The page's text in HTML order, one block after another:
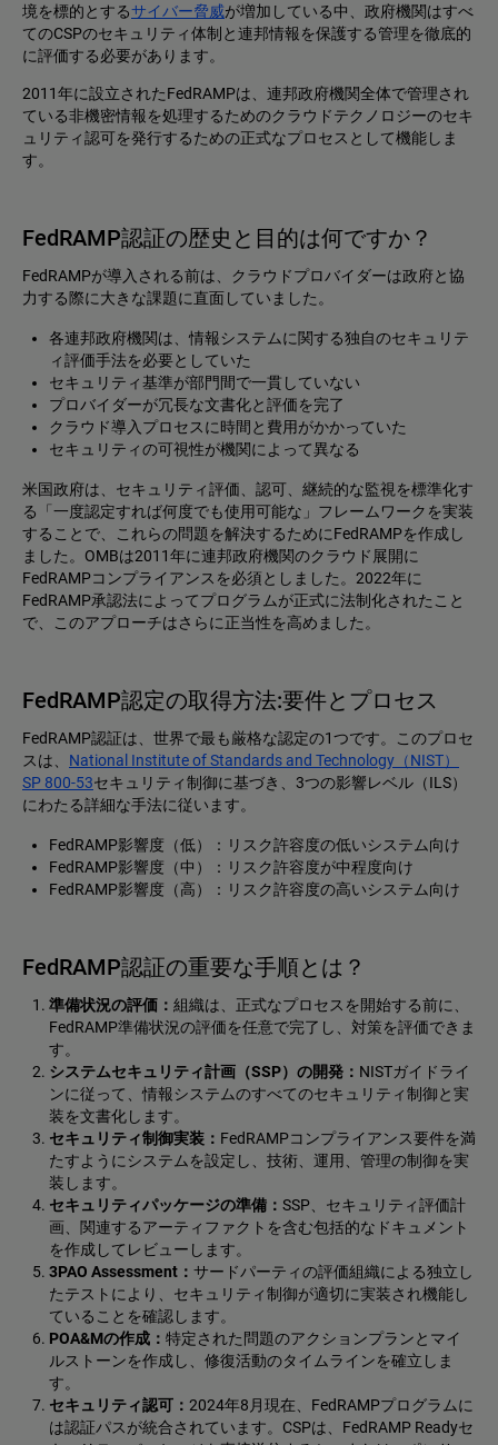
境を標的とするサイバー脅威が増加している中、政府機関はすべ
てのCSPのセキュリティ体制と連邦情報を保護する管理を徹底的
に評価する必要があります。
2011年に設立されたFedRAMPは、連邦政府機関全体で管理され
ている非機密情報を処理するためのクラウドテクノロジーのセキ
ュリティ認可を発行するための正式なプロセスとして機能しま
す。
FedRAMP認証の歴史と目的は何ですか？
FedRAMPが導入される前は、クラウドプロバイダーは政府と協
力する際に大きな課題に直面していました。
各連邦政府機関は、情報システムに関する独自のセキュリテ
ィ評価手法を必要としていた
セキュリティ基準が部門間で一貫していない
プロバイダーが冗長な文書化と評価を完了
クラウド導入プロセスに時間と費用がかかっていた
セキュリティの可視性が機関によって異なる
米国政府は、セキュリティ評価、認可、継続的な監視を標準化す
る「一度認定すれば何度でも使用可能な」フレームワークを実装
することで、これらの問題を解決するためにFedRAMPを作成し
ました。OMBは2011年に連邦政府機関のクラウド展開に
FedRAMPコンプライアンスを必須としました。2022年に
FedRAMP承認法によってプログラムが正式に法制化されたこと
で、このアプローチはさらに正当性を高めました。
FedRAMP認定の取得方法:要件とプロセス
FedRAMP認証は、世界で最も厳格な認定の1つです。このプロセ
スは、 National Institute of Standards and Technology（NIST）
SP 800-53セキュリティ制御に基づき、3つの影響レベル（ILS）
にわたる詳細な手法に従います。
FedRAMP影響度（低）：リスク許容度の低いシステム向け
FedRAMP影響度（中）：リスク許容度が中程度向け
FedRAMP影響度（高）：リスク許容度の高いシステム向け
FedRAMP認証の重要な手順とは？
準備状況の評価： 組織は、正式なプロセスを開始する前に、
FedRAMP準備状況の評価を任意で完了し、対策を評価できま
す。
システムセキュリティ計画（SSP）の開発： NISTガイドライ
ンに従って、情報システムのすべてのセキュリティ制御と実
装を文書化します。
セキュリティ制御実装： FedRAMPコンプライアンス要件を満
たすようにシステムを設定し、技術、運用、管理の制御を実
装します。
セキュリティパッケージの準備： SSP、セキュリティ評価計
画、関連するアーティファクトを含む包括的なドキュメント
を作成してレビューします。
3PAO Assessment： サードパーティの評価組織による独立し
たテストにより、セキュリティ制御が適切に実装され機能し
ていることを確認します。
POA&Mの作成： 特定された問題のアクションプランとマイ
ルストーンを作成し、修復活動のタイムラインを確立しま
す。
セキュリティ認可： 2024年8月現在、FedRAMPプログラムに
は認証パスが統合されています。CSPは、FedRAMP Readyセ